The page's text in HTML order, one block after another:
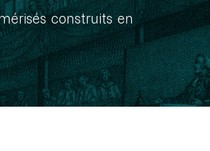
construits en